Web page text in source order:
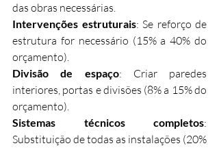
das obras necessárias.
Intervenções estruturais: Se reforço de
estrutura for necessário (15% a 40% do
orçamento).
Divisão de espaço: Criar paredes
interiores, portas e divisões (8% a 15% do
orçamento).
Sistemas técnicos completos:
Substituição de todas as instalações (20%